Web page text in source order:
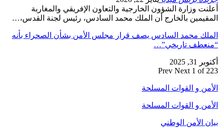
أعلنت وزارة الشؤون الخارجية والتعاون الإفريقي والمغاربة
المقيمين بالخارج أن الملك محمد السادس، رئيس لجنة القدس،…
الملك محمد السادس يصف قرار مجلس الأمن بشأن الصحراء بأنه
“منعطف تاريخي”…
أكتوبر 31, 2025
Prev Next 1 of 223
الأمن و القوات المسلحة
الأمن و القوات المسلحة
بيان الأمن الوطني